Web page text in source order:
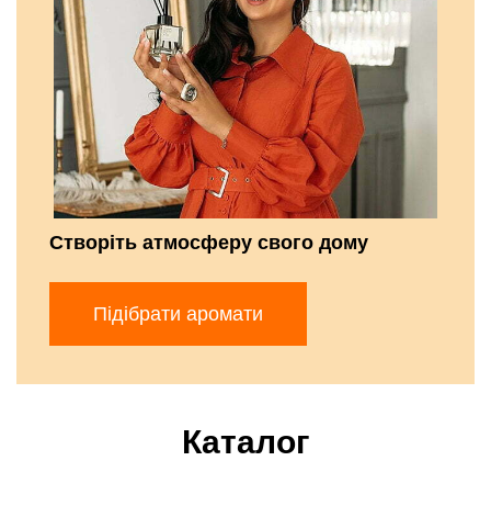
Створіть атмосферу свого дому
Підібрати аромати
Каталог